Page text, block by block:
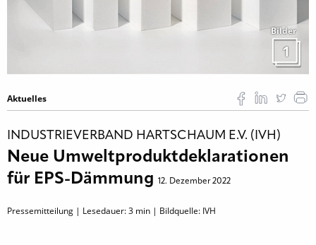
Bilder
1
Aktuelles
INDUSTRIEVERBAND HARTSCHAUM E.V. (IVH)
Neue Umweltproduktdeklarationen
für EPS-Dämmung 12. Dezember 2022
Pressemitteilung | Lesedauer:3 min | Bildquelle: IVH